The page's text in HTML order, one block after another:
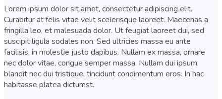
Lorem ipsum dolor sit amet, consectetur adipiscing elit.
Curabitur at felis vitae velit scelerisque laoreet. Maecenas a
fringilla leo, et malesuada dolor. Ut feugiat laoreet dui, sed
suscipit ligula sodales non. Sed ultricies massa eu ante
facilisis, in molestie justo dapibus. Nullam ex massa, ornare
nec dolor vitae, congue semper massa. Nullam dui ipsum,
blandit nec dui tristique, tincidunt condimentum eros. In hac
habitasse platea dictumst.